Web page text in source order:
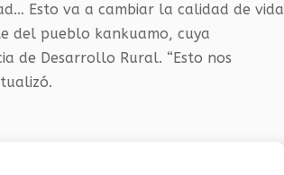
Esto va a cambiar la calidad de vida
del pueblo kankuamo, cuya
de Desarrollo Rural. “Esto nos